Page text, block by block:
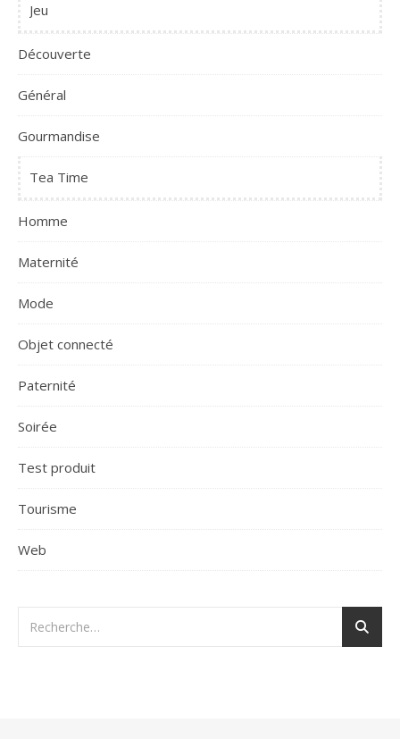
Jeu
Découverte
Général
Gourmandise
Tea Time
Homme
Maternité
Mode
Objet connecté
Paternité
Soirée
Test produit
Tourisme
Web